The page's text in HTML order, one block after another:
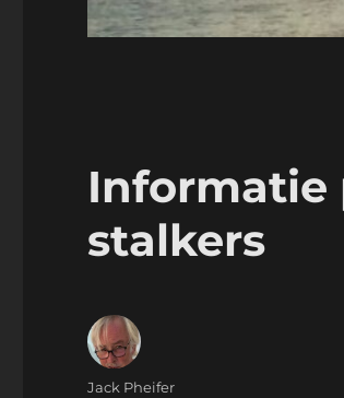
Informatie
stalkers
Auteur
Jack Pheifer